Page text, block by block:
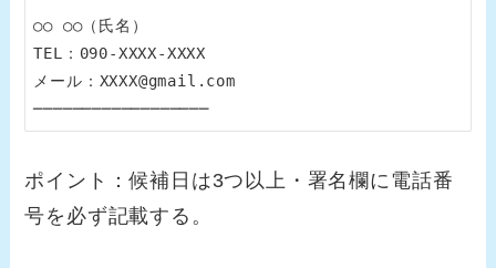
○○ ○○（氏名）
TEL：090-XXXX-XXXX
メール：XXXX@gmail.com
──────────────────
ポイント：候補日は3つ以上・署名欄に電話番
号を必ず記載する。